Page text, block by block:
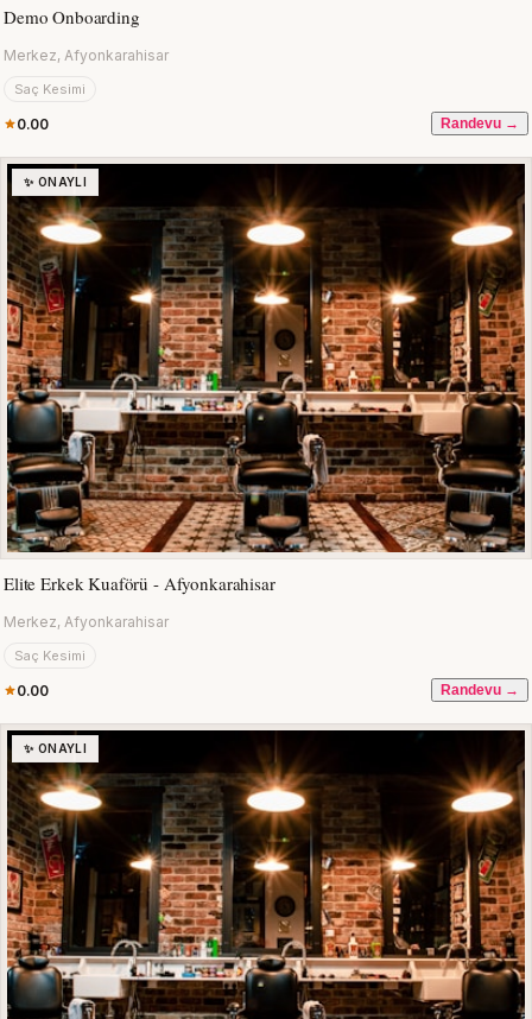
Demo Onboarding
Merkez, Afyonkarahisar
Saç Kesimi
0.00 Randevu →
✨ ONAYLI
Elite Erkek Kuaförü - Afyonkarahisar
Merkez, Afyonkarahisar
Saç Kesimi
0.00 Randevu →
✨ ONAYLI